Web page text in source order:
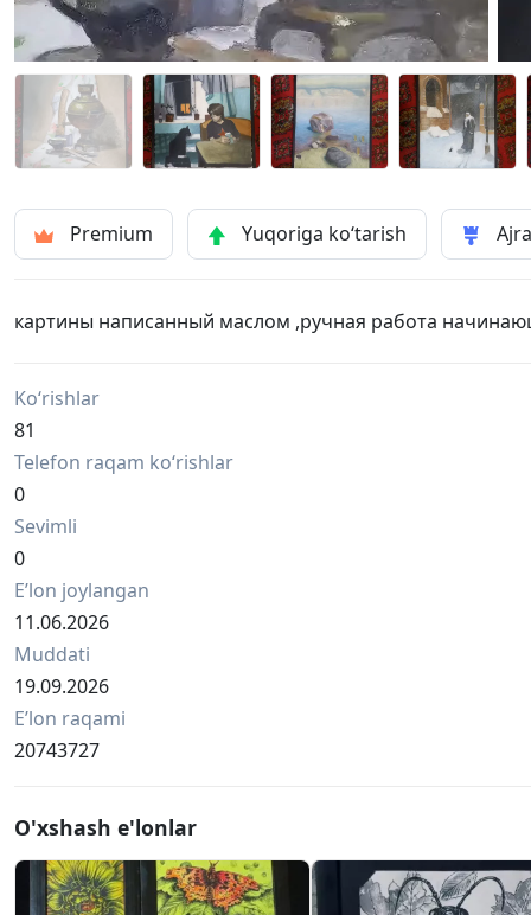
Premium Yuqoriga ko‘tarish
картины написанный маслом ,ручная работа
Ko‘rishlar
81
Telefon raqam ko‘rishlar
0
Sevimli
0
Eʼlon joylangan
11.06.2026
Muddati
19.09.2026
Eʼlon raqami
20743727
O'xshash e'lonlar